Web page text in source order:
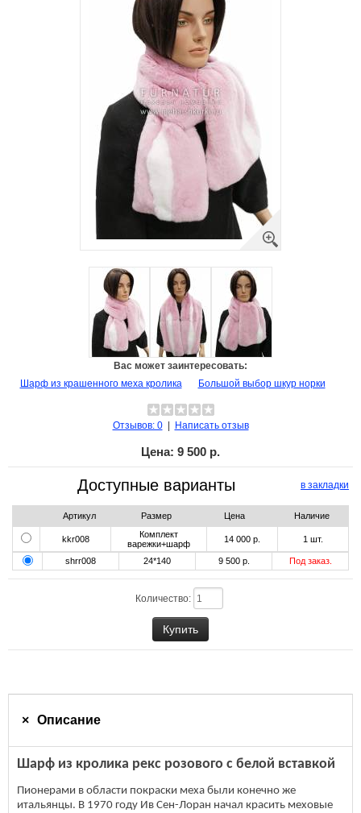
Вас может заинтересовать:
Шарф из крашенного меха кролика
Большой выбор шкур норки
Отзывов: 0| Написать отзыв
Цена: 9 500 р.
в закладки
Доступные варианты
Артикул Размер Цена Наличие
kkr008
Комплект
варежки+шарф
14 000 р. 1 шт.
shrr008 24*140 9 500 р. Под заказ.
Количество:
Описание
Шарф из кролика рекс розового с белой вставкой
Пионерами в области покраски меха были конечно же
итальянцы. В 1970 году Ив Сен-Лоран начал красить меховые